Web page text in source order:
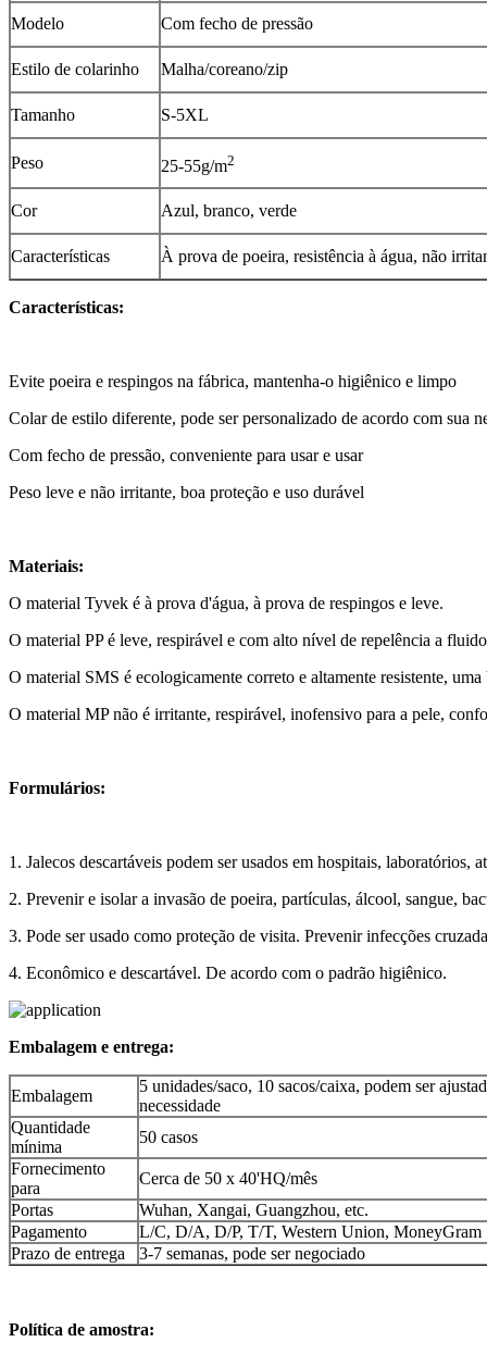
Modelo Com fecho de pressão
Estilo de colarinho Malha/coreano/zip
Tamanho S-5XL
Peso 25-55g/m2
Cor Azul, branco, verde
Características À prova de poeira, resistência à água, não
Características:
Evite poeira e respingos na fábrica, mantenha-o higiênico e limpo
Colar de estilo diferente, pode ser personalizado de acordo com sua
Com fecho de pressão, conveniente para usar e usar
Peso leve e não irritante, boa proteção e uso durável
Materiais:
O material Tyvek é à prova d'água, à prova de respingos e leve.
O material PP é leve, respirável e com alto nível de repelência a
O material SMS é ecologicamente correto e altamente resistente,
O material MP não é irritante, respirável, inofensivo para a pele,
Formulários:
1. Jalecos descartáveis ​​podem ser usados ​​em hospitais,
2. Prevenir e isolar a invasão de poeira, partículas, álcool, sangue,
3. Pode ser usado como proteção de visita. Prevenir infecções
4. Econômico e descartável. De acordo com o padrão higiênico.
Embalagem e entrega:
Embalagem
5 unidades/saco, 10 sacos/caixa, podem ser
necessidade
Quantidade
mínima
50 casos
Fornecimento
para
Cerca de 50 x 40'HQ/mês
Portas
Wuhan, Xangai, Guangzhou, etc.
Pagamento
L/C, D/A, D/P, T/T, Western Union, MoneyGram
Prazo de entrega
3-7 semanas, pode ser negociado
Política de amostra: